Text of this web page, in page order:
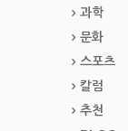
과학
문화
스포츠
칼럼
추천